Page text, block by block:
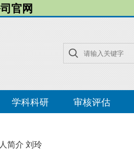
官网
学科科研 审核评估
简介 刘玲